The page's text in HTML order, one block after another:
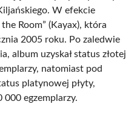
W efekcie
Room” (Kayax), która
2005 roku. Po zaledwie
album uzyskał status złotej
natomiast pod
platynowej płyty,
000 egzemplarzy.